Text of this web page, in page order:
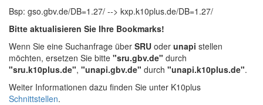
Bsp: gso.gbv.de/DB=1.27/ --> kxp.k10plus.de/DB=1.27/
Bitte aktualisieren Sie Ihre Bookmarks!
Wenn Sie eine Suchanfrage über SRU oder unapi stellen
möchten, ersetzen Sie bitte "sru.gbv.de" durch
"sru.k10plus.de", "unapi.gbv.de" durch "unapi.k10plus.de".
Weiter Informationen dazu finden Sie unter K10plus
Schnittstellen.